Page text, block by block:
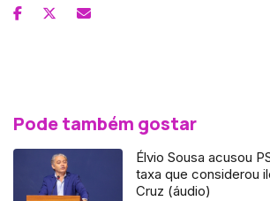
Pode também gostar
Élvio Sousa acusou PSD de querer
taxa que considerou
Cruz (áudio)